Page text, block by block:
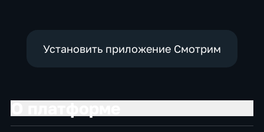
Установить приложение Смотрим